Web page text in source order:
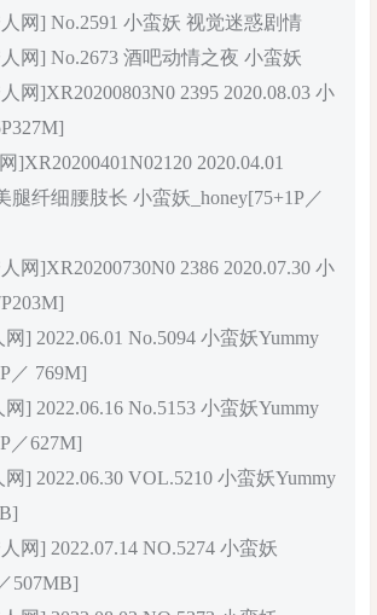
网] No.2591 小蛮妖 视觉迷惑剧情
网] No.2673 酒吧动情之夜 小蛮妖
网]XR20200803N0 2395 2020.08.03 小
]XR20200401N02120 2020.04.01
腿纤细腰肢长 小蛮妖_honey[75+1P／
网]XR20200730N0 2386 2020.07.30 小
] 2022.06.01 No.5094 小蛮妖Yummy
／ 769M]
] 2022.06.16 No.5153 小蛮妖Yummy
／627M]
] 2022.06.30 VOL.5210 小蛮妖Yummy
网] 2022.07.14 NO.5274 小蛮妖
507MB]